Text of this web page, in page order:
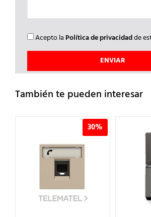
Acepto la Política de privacidadde
También te pueden interesar
30%